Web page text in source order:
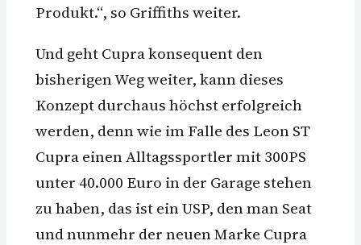
Produkt.“, so Griffiths weiter.
Und geht Cupra konsequent den
bisherigen Weg weiter, kann dieses
Konzept durchaus höchst erfolgreich
werden, denn wie im Falle des Leon ST
Cupra einen Alltagssportler mit 300PS
unter 40.000 Euro in der Garage stehen
zu haben, das ist ein USP, den man Seat
und nunmehr der neuen Marke Cupra